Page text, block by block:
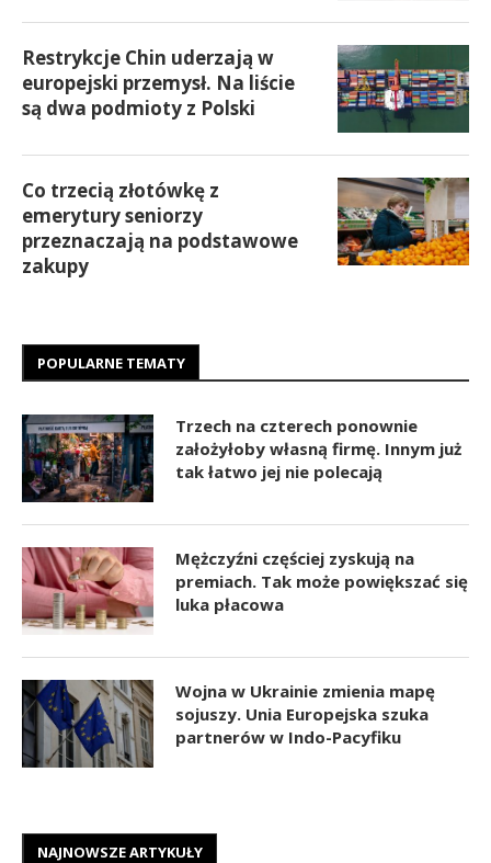
Restrykcje Chin uderzają w
europejski przemysł. Na liście
są dwa podmioty z Polski
Co trzecią złotówkę z
emerytury seniorzy
przeznaczają na podstawowe
zakupy
POPULARNE TEMATY
Trzech na czterech ponownie
założyłoby własną firmę. Innym już
tak łatwo jej nie polecają
Mężczyźni częściej zyskują na
premiach. Tak może powiększać się
luka płacowa
Wojna w Ukrainie zmienia mapę
sojuszy. Unia Europejska szuka
partnerów w Indo-Pacyfiku
NAJNOWSZE ARTYKUŁY